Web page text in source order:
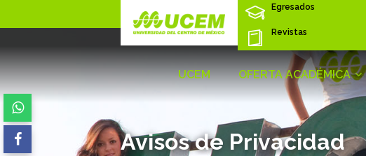
Egresados
Revistas
UCEM OFERTA ACADÉMICA
Avisos de Privacidad